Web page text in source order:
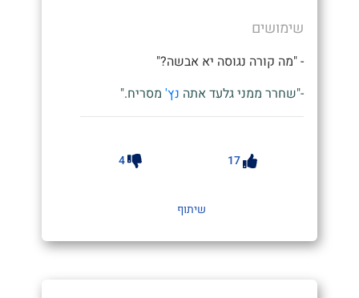
שימושים
- "מה קורה נגוסה יא אבשה?"
-"שחרר ממני גלעד אתה נץ' מסריח."
17
4
שיתוף